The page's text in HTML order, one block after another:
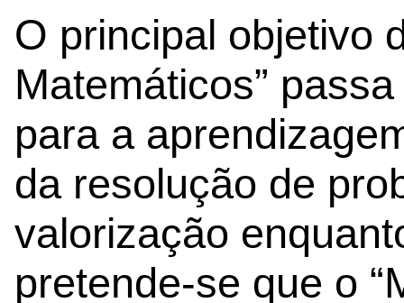
O principal objetivo
Matemáticos”
para a
da resolução de
valorização
pretende-se que o